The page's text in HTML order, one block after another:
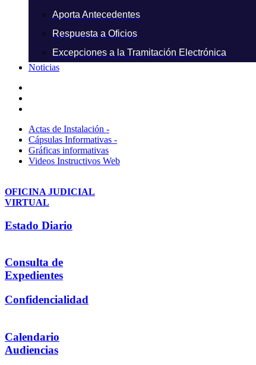
Aporta Antecedentes
Respuesta a Oficios
Excepciones a la Tramitación Electrónica
Noticias
Actas de Instalación -
Cápsulas Informativas -
Gráficas informativas
Videos Instructivos Web
OFICINA JUDICIAL
VIRTUAL
Estado Diario
Consulta de
Expedientes
Confidencialidad
Calendario
Audiencias